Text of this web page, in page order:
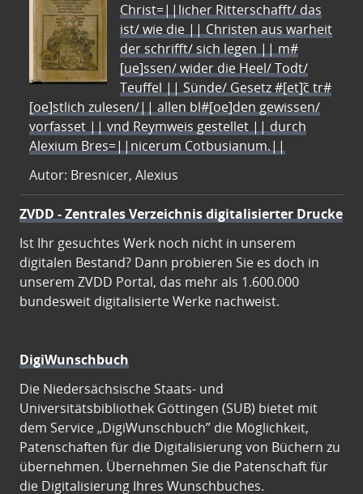
Christ=||licher Ritterschafft/ das
ist/ wie die || Christen aus warheit
der schrifft/ sich legen || m#
[ue]ssen/ wider die Heel/ Todt/
Teuffel || Sünde/ Gesetz #[et]c̃ tr#
[oe]stlich zulesen/|| allen bl#[oe]den gewissen/
vorfasset || vnd Reymweis gestellet || durch
Alexium Bres=||nicerum Cotbusianum.||
Autor: Bresnicer, Alexius
ZVDD - Zentrales Verzeichnis digitalisierter Drucke
Ist Ihr gesuchtes Werk noch nicht in unserem
digitalen Bestand? Dann probieren Sie es doch in
unserem ZVDD Portal, das mehr als 1.600.000
bundesweit digitalisierte Werke nachweist.
DigiWunschbuch
Die Niedersächsische Staats- und
Universitätsbibliothek Göttingen (SUB) bietet mit
dem Service „DigiWunschbuch” die Möglichkeit,
Patenschaften für die Digitalisierung von Büchern zu
übernehmen. Übernehmen Sie die Patenschaft für
die Digitalisierung Ihres Wunschbuches.